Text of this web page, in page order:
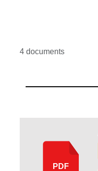
4 documents
PDF